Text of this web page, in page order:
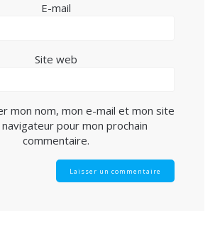
E-mail
Site web
mon nom, mon e-mail et mon site
pour mon prochain
commentaire.